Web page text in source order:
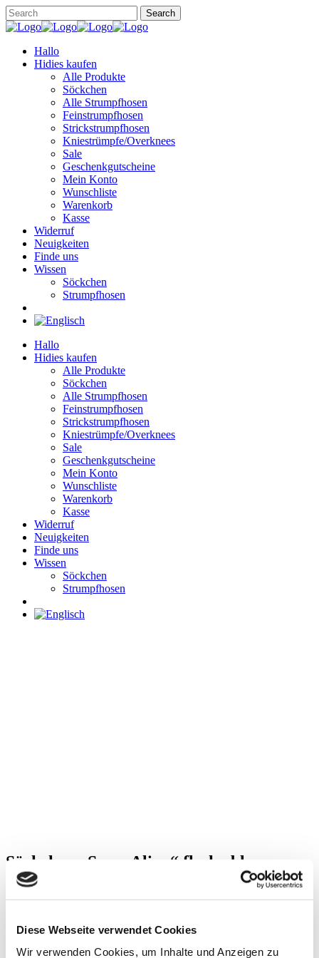
Diese Webseite verwendet Cookies
Wir verwenden Cookies, um Inhalte und Anzeigen zu
Hallo
Hidies kaufen
Alle Produkte
Söckchen
Alle Strumpfhosen
Feinstrumpfhosen
Strickstrumpfhosen
Kniestrümpfe/Overknees
Sale
Geschenkgutscheine
Mein Konto
Wunschliste
Warenkorb
Kasse
Widerruf
Neuigkeiten
Finde uns
Wissen
Söckchen
Strumpfhosen
Hallo
Hidies kaufen
Alle Produkte
Söckchen
Alle Strumpfhosen
Feinstrumpfhosen
Strickstrumpfhosen
Kniestrümpfe/Overknees
Sale
Geschenkgutscheine
Mein Konto
Wunschliste
Warenkorb
Kasse
Widerruf
Neuigkeiten
Finde uns
Wissen
Söckchen
Strumpfhosen
Söckchen „Sassy Alina“ flashy blue
15 den